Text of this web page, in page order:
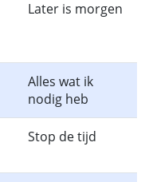
Later is morgen
Alles wat ik
nodig heb
Stop de tijd